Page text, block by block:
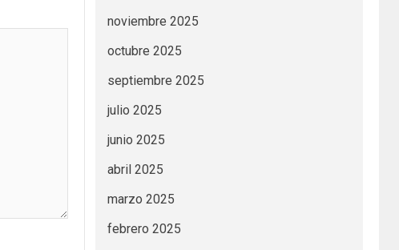
noviembre 2025
octubre 2025
septiembre 2025
julio 2025
junio 2025
abril 2025
marzo 2025
febrero 2025